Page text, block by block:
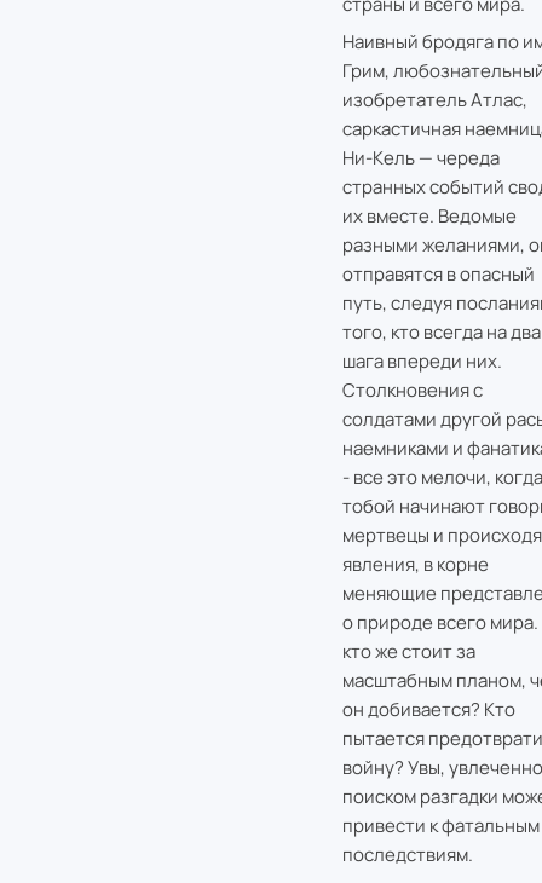
Наивный бродяга по
Грим,
изобретатель Атлас,
саркастичная
Ни-Кель — череда
странных событий
их вместе. Ведомые
разными желаниями,
отправятся в опасный
путь, следуя
того, кто всегда на два
шага впереди них.
Столкновения с
солдатами другой
наемниками и
- все это мелочи,
тобой начинают
мертвецы и
явления, в корне
меняющие
о природе всего
кто же стоит за
масштабным планом,
он добивается? Кто
пытается
войну? Увы,
поиском разгадки
привести к фатальным
последствиям.